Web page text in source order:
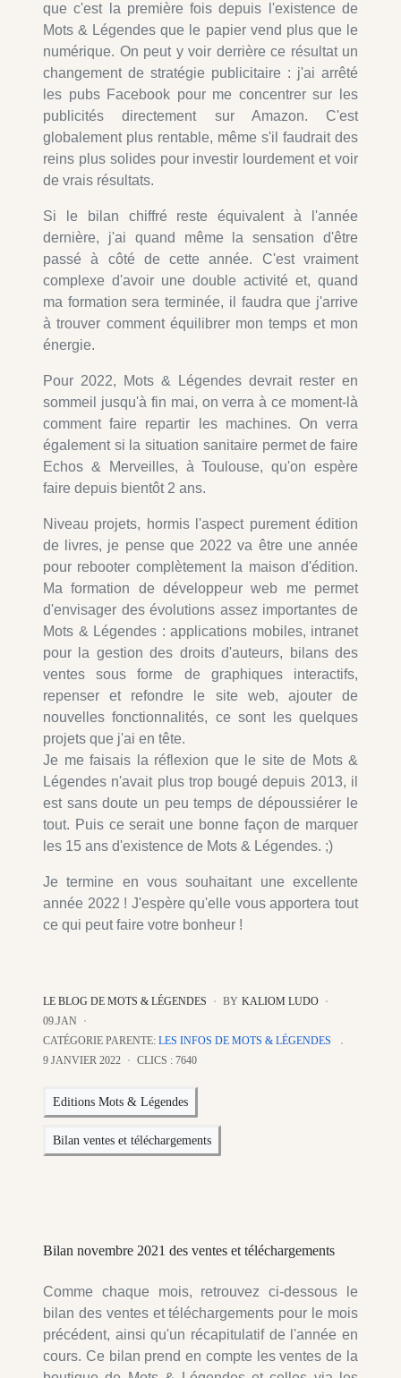
que c'est la première fois depuis l'existence de
Mots & Légendes que le papier vend plus que le
numérique. On peut y voir derrière ce résultat un
changement de stratégie publicitaire : j'ai arrêté
les pubs Facebook pour me concentrer sur les
publicités directement sur Amazon. C'est
globalement plus rentable, même s'il faudrait des
reins plus solides pour investir lourdement et voir
de vrais résultats.
Si le bilan chiffré reste équivalent à l'année
dernière, j'ai quand même la sensation d'être
passé à côté de cette année. C'est vraiment
complexe d'avoir une double activité et, quand
ma formation sera terminée, il faudra que j'arrive
à trouver comment équilibrer mon temps et mon
énergie.
Pour 2022, Mots & Légendes devrait rester en
sommeil jusqu'à fin mai, on verra à ce moment-là
comment faire repartir les machines. On verra
également si la situation sanitaire permet de faire
Echos & Merveilles, à Toulouse, qu'on espère
faire depuis bientôt 2 ans.
Niveau projets, hormis l'aspect purement édition
de livres, je pense que 2022 va être une année
pour rebooter complètement la maison d'édition.
Ma formation de développeur web me permet
d'envisager des évolutions assez importantes de
Mots & Légendes : applications mobiles, intranet
pour la gestion des droits d'auteurs, bilans des
ventes sous forme de graphiques interactifs,
repenser et refondre le site web, ajouter de
nouvelles fonctionnalités, ce sont les quelques
projets que j'ai en tête.
Je me faisais la réflexion que le site de Mots &
Légendes n'avait plus trop bougé depuis 2013, il
est sans doute un peu temps de dépoussiérer le
tout. Puis ce serait une bonne façon de marquer
les 15 ans d'existence de Mots & Légendes. ;)
Je termine en vous souhaitant une excellente
année 2022 ! J'espère qu'elle vous apportera tout
ce qui peut faire votre bonheur !
LE BLOG DE MOTS & LÉGENDES BY KALIOM LUDO
09.JAN
CATÉGORIE PARENTE: LES INFOS DE MOTS & LÉGENDES
9 JANVIER 2022
CLICS : 7640
Editions Mots & Légendes
Bilan ventes et téléchargements
Bilan novembre 2021 des ventes et téléchargements
Comme chaque mois, retrouvez ci-dessous le
bilan des ventes et téléchargements pour le mois
précédent, ainsi qu'un récapitulatif de l'année en
cours. Ce bilan prend en compte les ventes de la